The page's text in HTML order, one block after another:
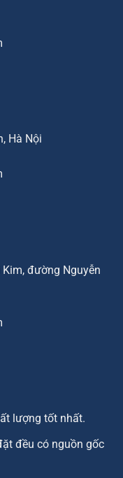
Hà Nội
đường Nguyễn
lượng tốt nhất.
đều có nguồn gốc